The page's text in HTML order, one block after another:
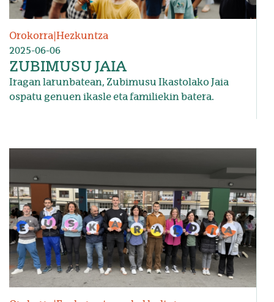
Orokorra| Hezkuntza
2025-06-06
ZUBIMUSU JAIA
Iragan larunbatean, Zubimusu Ikastolako Jaia
ospatu genuen ikasle eta familiekin batera.